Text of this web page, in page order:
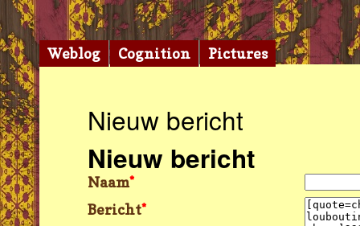
Nieuw bericht
Nieuw bericht
Naam*
Bericht*
Weblog Cognition Pictures